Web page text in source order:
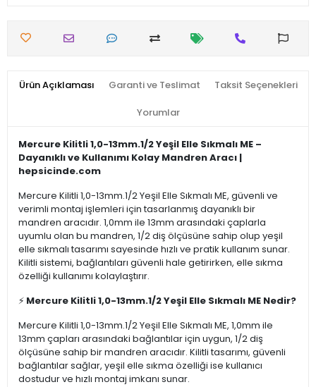
Ürün Açıklaması Garanti ve Teslimat Taksit Seçenekleri
Yorumlar
Mercure Kilitli 1,0-13mm.1/2 Yeşil Elle Sıkmalı ME –
Dayanıklı ve Kullanımı Kolay Mandren Aracı |
hepsicinde.com
Mercure Kilitli 1,0-13mm.1/2 Yeşil Elle Sıkmalı ME, güvenli ve
verimli montaj işlemleri için tasarlanmış dayanıklı bir
mandren aracıdır. 1,0mm ile 13mm arasındaki çaplarla
uyumlu olan bu mandren, 1/2 diş ölçüsüne sahip olup yeşil
elle sıkmalı tasarımı sayesinde hızlı ve pratik kullanım sunar.
Kilitli sistemi, bağlantıları güvenli hale getirirken, elle sıkma
özelliği kullanımı kolaylaştırır.
⚡ Mercure Kilitli 1,0-13mm.1/2 Yeşil Elle Sıkmalı ME Nedir?
Mercure Kilitli 1,0-13mm.1/2 Yeşil Elle Sıkmalı ME, 1,0mm ile
13mm çapları arasındaki bağlantılar için uygun, 1/2 diş
ölçüsüne sahip bir mandren aracıdır. Kilitli tasarımı, güvenli
bağlantılar sağlar, yeşil elle sıkma özelliği ise kullanıcı
dostudur ve hızlı montaj imkanı sunar.